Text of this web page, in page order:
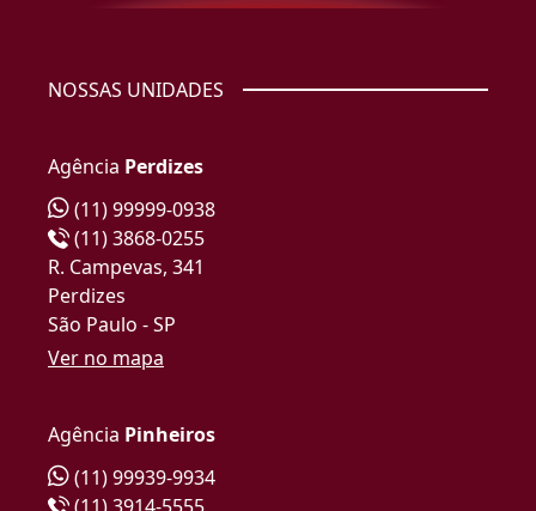
NOSSAS UNIDADES
Agência Perdizes
(11) 99999-0938
(11) 3868-0255
R. Campevas, 341
Perdizes
São Paulo - SP
Ver no mapa
Agência Pinheiros
(11) 99939-9934